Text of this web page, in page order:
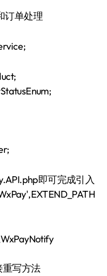
订单处理
即可完成引入
写方法